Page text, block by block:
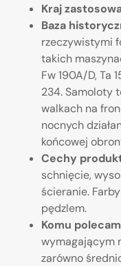
Kraj
Baza
rzeczywistymi
takich
Fw 190A/D, Ta
234. Samoloty
walkach na
nocnych
końcowej
Cechy
schnięcie,
ścieranie.
pędzlem.
Komu
wymagającym
zarówno